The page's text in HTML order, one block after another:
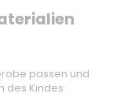
passen und
des Kindes